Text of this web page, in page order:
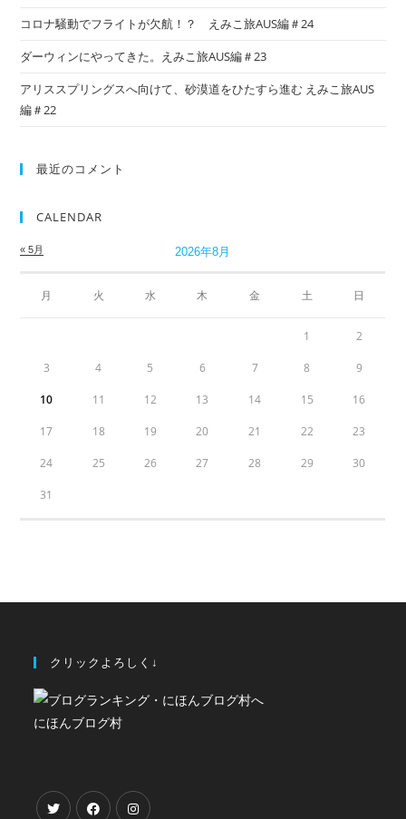
コロナ騒動でフライトが欠航！？ えみこ旅AUS編＃24
ダーウィンにやってきた。えみこ旅AUS編＃23
アリススプリングスへ向けて、砂漠道をひたすら進む えみこ旅AUS
編＃22
最近のコメント
CALENDAR
2026年8月
月 火 水 木 金 土 日
« 5月
1 2
3 4 5 6 7 8 9
10 11 12 13 14 15 16
17 18 19 20 21 22 23
24 25 26 27 28 29 30
31
クリックよろしく↓
にほんブログ村